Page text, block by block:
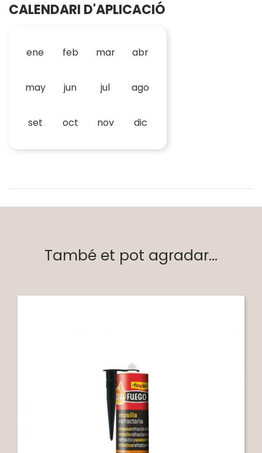
CALENDARI D'APLICACIÓ
ene feb mar abr
may jun jul ago
set oct nov dic
També et pot agradar...